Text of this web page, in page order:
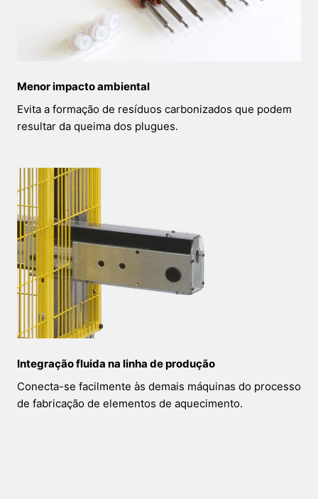
Menor impacto ambiental
Evita a formação de resíduos carbonizados que podem
resultar da queima dos plugues.
Integração fluida na linha de produção
Conecta-se facilmente às demais máquinas do processo
de fabricação de elementos de aquecimento.